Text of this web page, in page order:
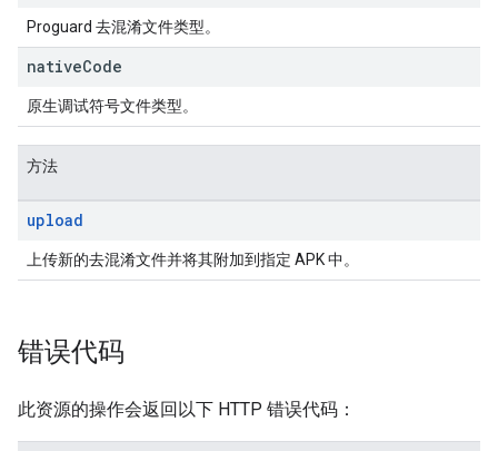
Proguard 去混淆文件类型。
nativeCode
原生调试符号文件类型。
方法
upload
上传新的去混淆文件并将其附加到指定 APK 中。
错误代码
此资源的操作会返回以下 HTTP 错误代码：